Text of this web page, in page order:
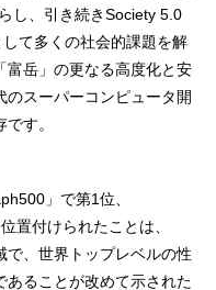
し、引き続きSociety 5.0
て多くの社会的課題を解
富岳」の更なる高度化と安
スーパーコンピュータ開
す。
」で第1位、
置付けられたことは、
で、世界トップレベルの性
あることが改めて示された